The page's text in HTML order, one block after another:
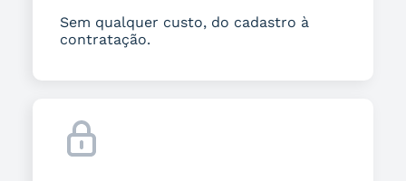
Sem qualquer custo, do cadastro à
contratação.